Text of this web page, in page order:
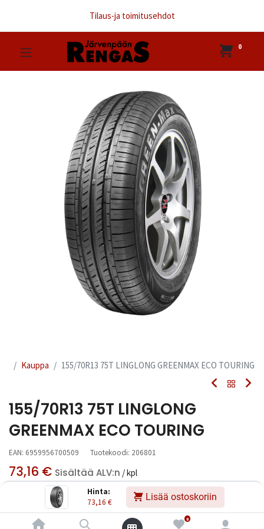
Hinta:
73,16 € Lisää ostoskoriin
0
Tilaus-ja toimitusehdot
0
Kauppa 155/70R13 75T LINGLONG GREENMAX ECO TOURING
155/70R13 75T LINGLONG
GREENMAX ECO TOURING
EAN: 6959956700509 Tuotekoodi: 206801
73,16 € Sisältää ALV:n / kpl
Toimittajilla (kotimaa):
Saatavilla
Toimitusaika:
3 arkipäivää